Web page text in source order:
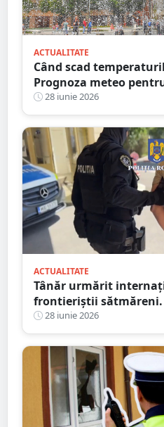
ACTUALITATE
Când scad
Prognoza meteo
următoare
28 iunie 2026
ACTUALITATE
Tânăr urmărit
frontieriștii sătmăreni.
următorii trei ani după
28 iunie 2026